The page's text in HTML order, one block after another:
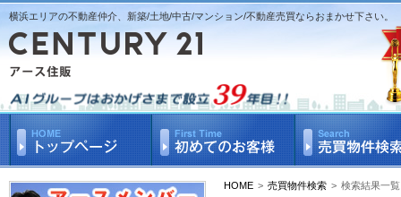
横浜エリアの不動産仲介、新築/土地/中古/マンション/不動産売買ならおまかせ下さい。
HOME > 売買物件検索 > 検索結果一覧